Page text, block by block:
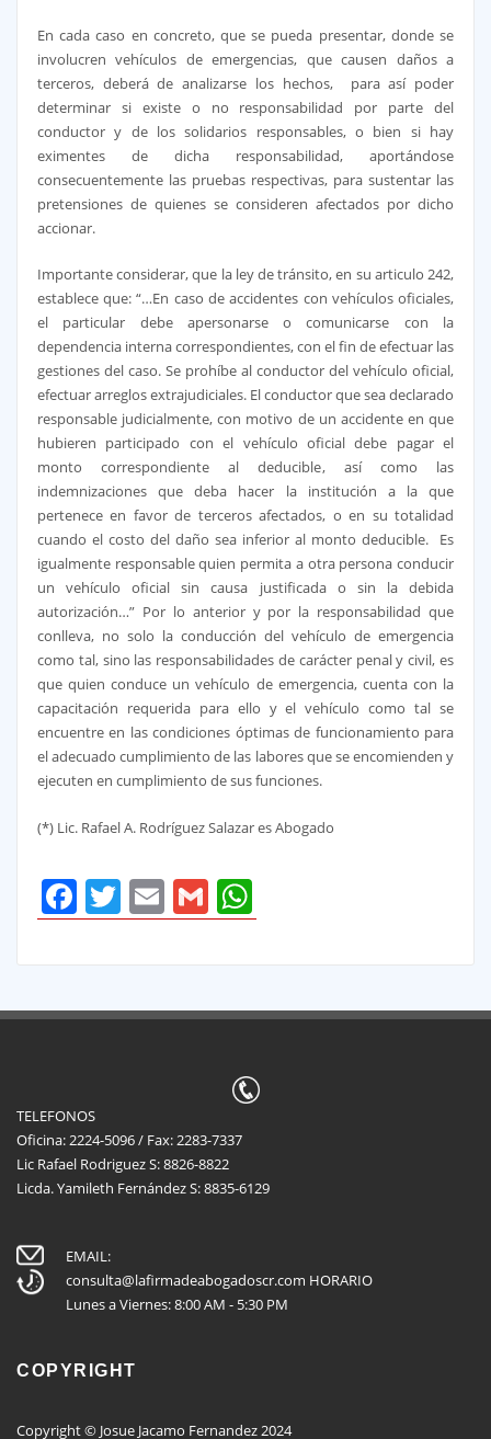
En cada caso en concreto, que se pueda presentar, donde se
involucren vehículos de emergencias, que causen daños a
terceros, deberá de analizarse los hechos, para así poder
determinar si existe o no responsabilidad por parte del
conductor y de los solidarios responsables, o bien si hay
eximentes de dicha responsabilidad, aportándose
consecuentemente las pruebas respectivas, para sustentar las
pretensiones de quienes se consideren afectados por dicho
accionar.
Importante considerar, que la ley de tránsito, en su articulo 242,
establece que: “…En caso de accidentes con vehículos oficiales,
el particular debe apersonarse o comunicarse con la
dependencia interna correspondientes, con el fin de efectuar las
gestiones del caso. Se prohíbe al conductor del vehículo oficial,
efectuar arreglos extrajudiciales. El conductor que sea declarado
responsable judicialmente, con motivo de un accidente en que
hubieren participado con el vehículo oficial debe pagar el
monto correspondiente al deducible, así como las
indemnizaciones que deba hacer la institución a la que
pertenece en favor de terceros afectados, o en su totalidad
cuando el costo del daño sea inferior al monto deducible. Es
igualmente responsable quien permita a otra persona conducir
un vehículo oficial sin causa justificada o sin la debida
autorización…” Por lo anterior y por la responsabilidad que
conlleva, no solo la conducción del vehículo de emergencia
como tal, sino las responsabilidades de carácter penal y civil, es
que quien conduce un vehículo de emergencia, cuenta con la
capacitación requerida para ello y el vehículo como tal se
encuentre en las condiciones óptimas de funcionamiento para
el adecuado cumplimiento de las labores que se encomienden y
ejecuten en cumplimiento de sus funciones.
(*) Lic. Rafael A. Rodríguez Salazar es Abogado
Facebook
Twitter
Email
GmailWhatsApp
TELEFONOS
Oficina: 2224-5096 / Fax: 2283-7337
Lic Rafael Rodriguez S: 8826-8822
Licda. Yamileth Fernández S: 8835-6129
EMAIL:
consulta@lafirmadeabogadoscr.com HORARIO
Lunes a Viernes: 8:00 AM - 5:30 PM
COPYRIGHT
Copyright © Josue Jacamo Fernandez 2024